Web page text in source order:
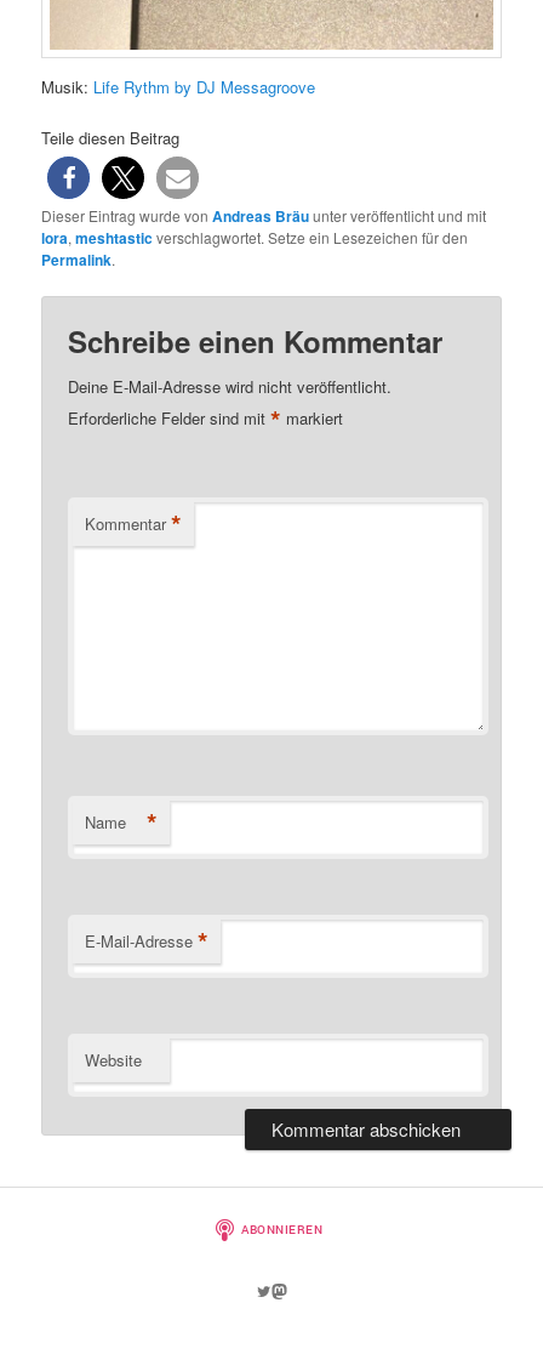
Musik: Life Rythm by DJ Messagroove
Teile diesen Beitrag
Dieser Eintrag wurde vonAndreas Bräuunter veröffentlicht und mit
lora,meshtasticverschlagwortet. Setze ein Lesezeichen für den
Permalink.
Schreibe einen Kommentar
Deine E-Mail-Adresse wird nicht veröffentlicht.
Erforderliche Felder sind mit* markiert
Kommentar *
Name *
E-Mail-Adresse *
Website
Twitter
Mastodon